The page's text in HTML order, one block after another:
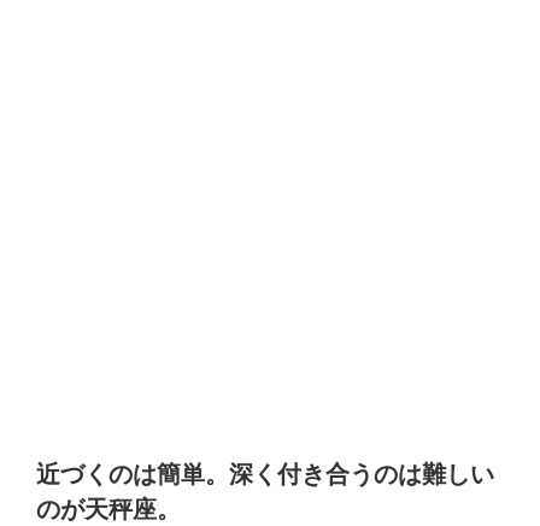
近づくのは簡単。深く付き合うのは難しい
のが天秤座。